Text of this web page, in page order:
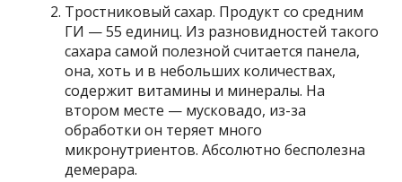
Тростниковый сахар. Продукт со средним
ГИ — 55 единиц. Из разновидностей такого
сахара самой полезной считается панела,
она, хоть и в небольших количествах,
содержит витамины и минералы. На
втором месте — мусковадо, из-за
обработки он теряет много
микронутриентов. Абсолютно бесполезна
демерара.